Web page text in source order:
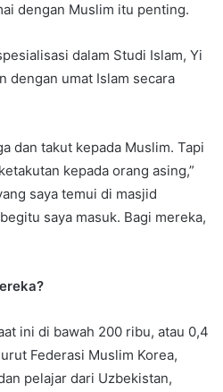
dengan Muslim itu penting.
dalam Studi Islam, Yi
dengan umat Islam secara
dan takut kepada Muslim. Tapi
kepada orang asing,”
saya temui di masjid
saya masuk. Bagi mereka,
ini di bawah 200 ribu, atau 0,4
Federasi Muslim Korea,
pelajar dari Uzbekistan,